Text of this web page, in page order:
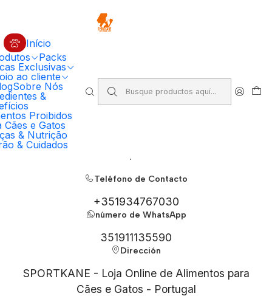
Início
Packs
Exclusivas
ao cliente
Sobre Nós
&
Proibidos
Cães e Gatos
& Nutrição
& Cuidados
🔥 5% DESCONTO EM COMPRAS SUPERIORES A 100€ EM RAÇÃO
PRIMORDIAL PARA CÃOCódigo: PRIMORDIAL5
Compre Agora
Aquí puedes encontrar todos los canales disponibles mediante
Teléfono de Contacto
+351934767030
número de WhatsApp
351911135590
Dirección
SPORTKANE - Loja Online de Alimentos para
Cães e Gatos - Portugal